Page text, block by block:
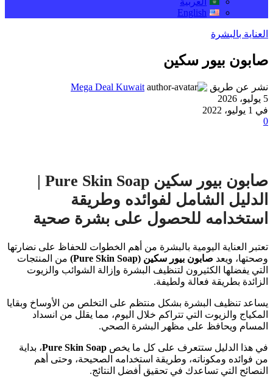
English
العناية بالبشرة
صابون بيور سكين
نشر عن طريق
Mega Deal Kuwait
5 يوليو، 2026
في 1 يوليو، 2022
0
صابون بيور سكين Pure Skin Soap |
الدليل الشامل لفوائده وطريقة
استخدامه للحصول على بشرة صحية
تعتبر العناية اليومية بالبشرة من أهم الخطوات للحفاظ على نضارتها
وصحتها، ويعد صابون بيور سكين (Pure Skin Soap)
من المنتجات
التي يفضلها الكثيرون لتنظيف البشرة وإزالة الشوائب والزيوت
الزائدة بطريقة فعالة ولطيفة.
يساعد تنظيف البشرة بشكل منتظم على التخلص من الأوساخ وبقايا
المكياج والزيوت التي تتراكم خلال اليوم، مما يقلل من انسداد
المسام ويحافظ على مظهر البشرة الصحي.
في هذا الدليل ستتعرف على كل ما يخص Pure Skin Soap، بداية
من فوائده ومكوناته، وطريقة استخدامه الصحيحة، وحتى أهم
النصائح التي تساعدك في تحقيق أفضل النتائج.